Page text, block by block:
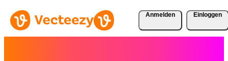
Anmelden Einloggen